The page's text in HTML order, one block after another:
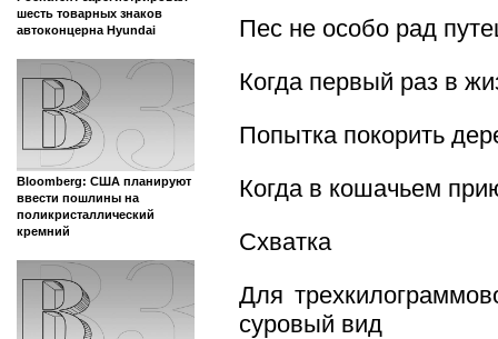
шесть товарных знаков
автоконцерна Hyundai
Bloomberg: США планируют
ввести пошлины на
поликристаллический
кремний
Пес не особо рад
Когда первый раз в
Попытка покорить
Когда в кошачьем
Схватка
Для
суровый вид